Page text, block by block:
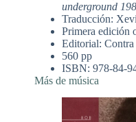
underground
Traducción:
Primera edición
Editorial: Contra
560 pp
ISBN: 978-84-
Más de música